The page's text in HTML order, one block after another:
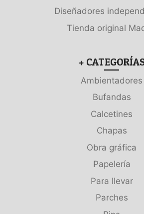
Diseñadores
Tienda original
+
Ambientadores
Bufandas
Calcetines
Chapas
Obra gráfica
Papelería
Para llevar
Parches